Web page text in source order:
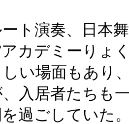
ト演奏、日本
カデミーりょ
い場面もあり
入居者たちも
過ごしていた